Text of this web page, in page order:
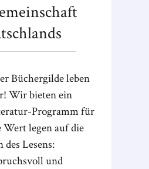
Büchergilde leben
Wir bieten ein
Programm für
Wert legen auf die
des Lesens:
und